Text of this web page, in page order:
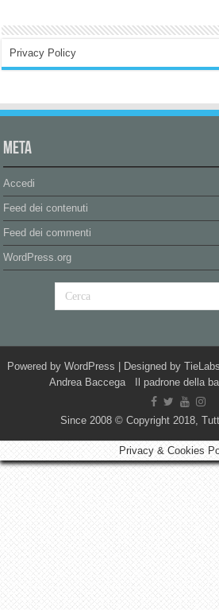
Privacy Policy
Meta
Accedi
Feed dei contenuti
Feed dei commenti
WordPress.org
Powered by WordPress | Designed by TieLabs
Andrea Baccega Il padrone della
Since 2008 © Copyright 2018,
Privacy & Cookies